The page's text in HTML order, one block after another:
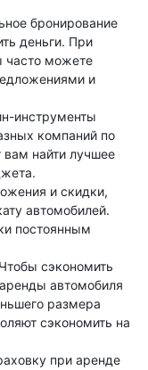
бронирование
деньги. При
часто можете
и
инструменты
компаний по
вам найти лучшее
и скидки,
автомобилей.
постоянным
сэкономить
автомобиля
размера
сэкономить на
при аренде